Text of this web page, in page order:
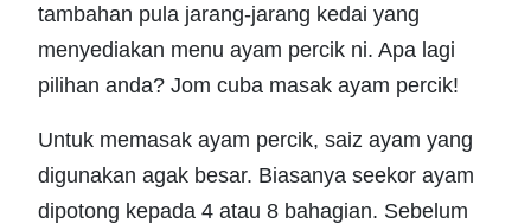
tambahan pula jarang-jarang kedai yang
menyediakan menu ayam percik ni. Apa lagi
pilihan anda? Jom cuba masak ayam percik!
Untuk memasak ayam percik, saiz ayam yang
digunakan agak besar. Biasanya seekor ayam
dipotong kepada 4 atau 8 bahagian. Sebelum